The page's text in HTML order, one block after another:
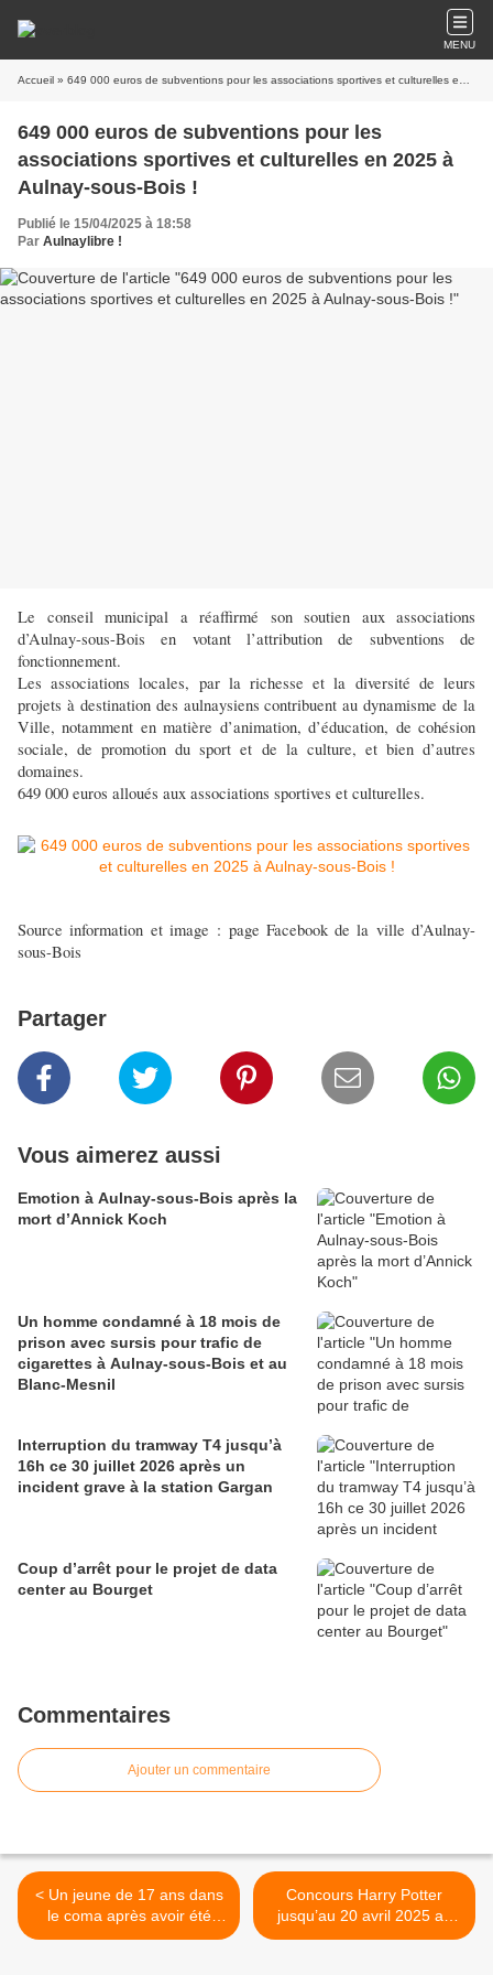
MENU
Accueil » 649 000 euros de subventions pour les associations sportives et culturelles en 2025 à Aulnay-sous-Bois !
649 000 euros de subventions pour les
associations sportives et culturelles en 2025 à
Aulnay-sous-Bois !
Publié le 15/04/2025 à 18:58
Par Aulnaylibre !
Le conseil municipal a réaffirmé son soutien aux associations
d’Aulnay-sous-Bois en votant l’attribution de subventions de
fonctionnement.
Les associations locales, par la richesse et la diversité de leurs
projets à destination des aulnaysiens contribuent au dynamisme de la
Ville, notamment en matière d’animation, d’éducation, de cohésion
sociale, de promotion du sport et de la culture, et bien d’autres
domaines.
649 000 euros alloués aux associations sportives et culturelles.
Source information et image : page Facebook de la ville d’Aulnay-
sous-Bois
Partager
Vous aimerez aussi
Emotion à Aulnay-sous-Bois après la
mort d’Annick Koch
Un homme condamné à 18 mois de
prison avec sursis pour trafic de
cigarettes à Aulnay-sous-Bois et au
Blanc-Mesnil
Interruption du tramway T4 jusqu’à
16h ce 30 juillet 2026 après un
incident grave à la station Gargan
Coup d’arrêt pour le projet de data
center au Bourget
Commentaires
Ajouter un commentaire
< Un jeune de 17 ans dans
le coma après avoir été
tabassé dans la cité des 4
Concours Harry Potter
jusqu’au 20 avril 2025 au
centre commercial